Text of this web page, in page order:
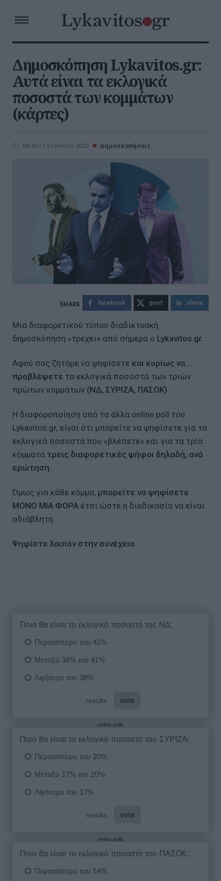
Δημοσκόπηση Lykavitos.gr:
Αυτά είναι τα εκλογικά
ποσοστά των κομμάτων
(κάρτες)
08:43 | 13 Ιουνίου 2023 Δημοσκοπήσεις
facebook post share
Μια διαφορετικού τύπου διαδικτυακή
δημοσκόπηση «τρέχει» από σήμερα ο Lykavitos.gr.
Aφού σας ζητάμε να ψηφίσετε και κυρίως να…
προβλέψετε τα εκλογικά ποσοστά των τριών
πρώτων κομμάτων (ΝΔ, ΣΥΡΙΖΑ, ΠΑΣΟΚ)
Η διαφοροποίηση από τα άλλα online poll του
Lykavitos.gr, είναι ότι μπορείτε να ψηφίσετε για τα
εκλογικά ποσοστά που «βλέπετε» και για τα τρία
κόμματα τρεις διαφορετικές ψήφοι δηλαδή, ανά
ερώτηση.
Όμως για κάθε κόμμα, μπορείτε να ψηφίσετε
ΜΟΝΟ ΜΙΑ ΦΟΡΑ έτσι ώστε η διαδικασία να είναι
αδιάβλητη.
Ψηφίστε λοιπόν στην συνέχεια
online polls
online polls